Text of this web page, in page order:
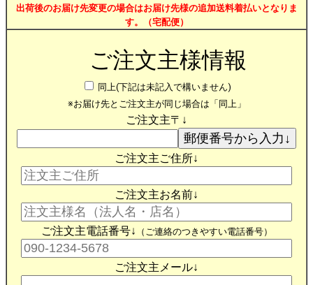
出荷後のお届け先変更の場合はお届け先様の追加送料着払いとなりま
す。（宅配便）
ご注文主様情報
同上(下記は未記入で構いません)
※お届け先とご注文主が同じ場合は「同上」
ご注文主〒↓
ご注文主ご住所↓
ご注文主お名前↓
ご注文主電話番号↓ （ご連絡のつきやすい電話番号）
ご注文主メール↓